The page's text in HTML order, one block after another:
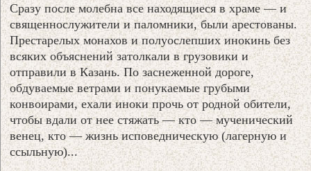
Сразу после молебна все находящиеся в храме — и
священнослужители и паломники, были арестованы.
Престарелых монахов и полуослепших инокинь без
всяких объяснений затолкали в грузовики и
отправили в Казань. По заснеженной дороге,
обдуваемые ветрами и понукаемые грубыми
конвоирами, ехали иноки прочь от родной обители,
чтобы вдали от нее стяжать — кто — мученический
венец, кто — жизнь исповедническую (лагерную и
ссыльную)...